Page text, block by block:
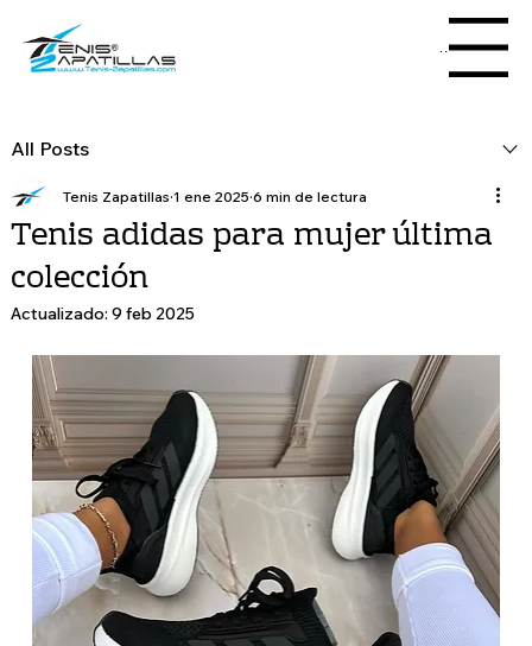
Menu
All Posts
Tenis adidas para mujer última
colección
Tenis Zapatillas 1 ene 2025 6 min de lectura
Actualizado:9 feb 2025